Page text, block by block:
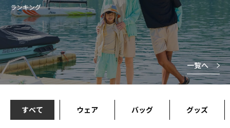
ランキング
一覧へ
すべて ウェア バッグ グッズ